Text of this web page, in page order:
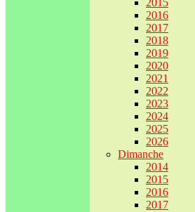
2015
2016
2017
2018
2019
2020
2021
2022
2023
2024
2025
2026
Dimanche
2014
2015
2016
2017